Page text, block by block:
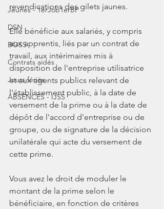
Jeunes - 1erJob1erBP
DSN
BOSS
Contrats aidés
Jours fériés
ABSENCES - IJSS
revendications des gilets jaunes.
Elle bénéficie aux salariés, y compris
aux apprentis, liés par un contrat de
travail, aux intérimaires mis à
disposition de l'entreprise utilisatrice
et aux agents publics relevant de
l'établissement public, à la date de
versement de la prime ou à la date de
dépôt de l'accord d'entreprise ou de
groupe, ou de signature de la décision
unilatérale qui acte du versement de
cette prime.
Vous avez le droit de moduler le
montant de la prime selon le
bénéficiaire, en fonction de critères